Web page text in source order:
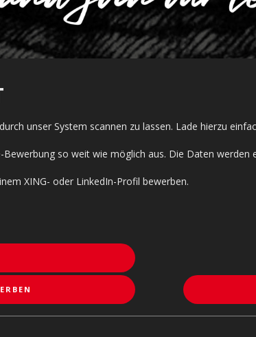
unser System scannen zu lassen. Lade hierzu
so weit wie möglich aus. Die Daten
XING- oder LinkedIn-Profil bewerben.